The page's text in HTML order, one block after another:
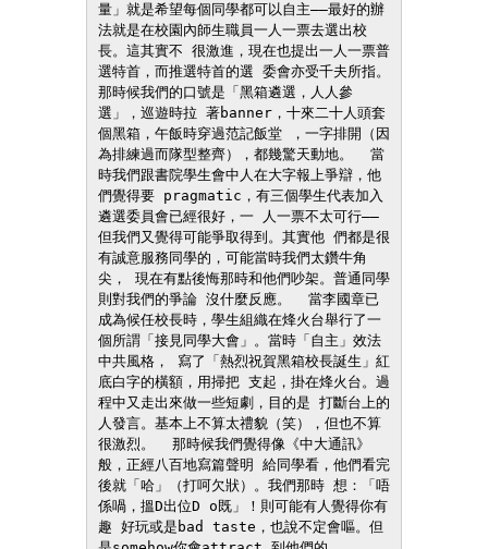
量」就是希望每個同學都可以自主——最好的辦
法就是在校園內師生職員一人一票去選出校
長。這其實不 很激進，現在也提出一人一票普
選特首，而推選特首的選 委會亦受千夫所指。
那時候我們的口號是「黑箱遴選，人人參
選」，巡遊時拉 著banner，十來二十人頭套
個黑箱，午飯時穿過范記飯堂 ，一字排開（因
為排練過而隊型整齊），都幾驚天動地。  當
時我們跟書院學生會中人在大字報上爭辯，他
們覺得要 pragmatic，有三個學生代表加入
遴選委員會已經很好，一 人一票不太可行——
但我們又覺得可能爭取得到。其實他 們都是很
有誠意服務同學的，可能當時我們太鑽牛角
尖， 現在有點後悔那時和他們吵架。普通同學
則對我們的爭論 沒什麼反應。  當李國章已
成為候任校長時，學生組織在烽火台舉行了一
個所謂「接見同學大會」。當時「自主」效法
中共風格， 寫了「熱烈祝賀黑箱校長誕生」紅
底白字的橫額，用掃把 支起，掛在烽火台。過
程中又走出來做一些短劇，目的是 打斷台上的
人發言。基本上不算太禮貌（笑），但也不算
很激烈。  那時候我們覺得像《中大通訊》
般，正經八百地寫篇聲明 給同學看，他們看完
後就「哈」（打呵欠狀）。我們那時 想：「唔
係喎，搵D出位D o既」！則可能有人覺得你有
趣 好玩或是bad taste，也說不定會嘔。但